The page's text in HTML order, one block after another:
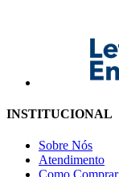
INSTITUCIONAL
Sobre Nós
Atendimento